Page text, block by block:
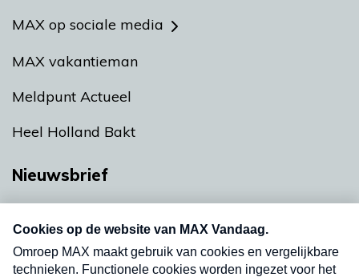
MAX op sociale media
MAX vakantieman
Meldpunt Actueel
Heel Holland Bakt
Nieuwsbrief
nieuwsbrief. Elke vrijdag- en dinsdagochtend in
uw mailbox.